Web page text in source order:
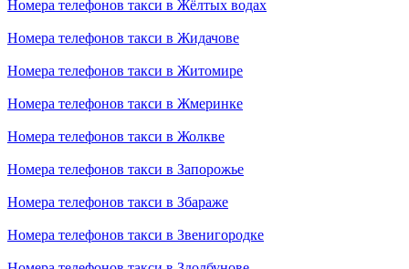
Номера телефонов такси в Жёлтых водах
Номера телефонов такси в Жидачове
Номера телефонов такси в Житомире
Номера телефонов такси в Жмеринке
Номера телефонов такси в Жолкве
Номера телефонов такси в Запорожье
Номера телефонов такси в Збараже
Номера телефонов такси в Звенигородке